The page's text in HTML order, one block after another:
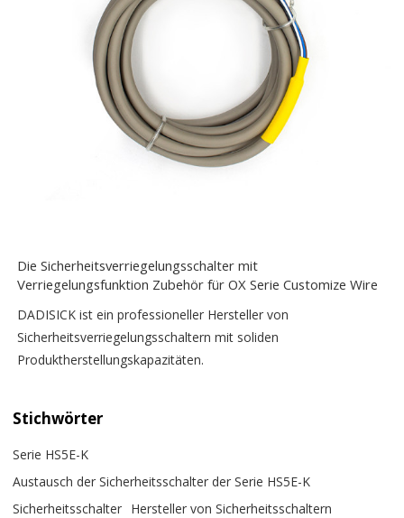
Die Sicherheitsverriegelungsschalter mit
Verriegelungsfunktion Zubehör für OX Serie Customize Wire
DADISICK ist ein professioneller Hersteller von
Sicherheitsverriegelungsschaltern mit soliden
Produktherstellungskapazitäten.
Stichwörter
Serie HS5E-K
Austausch der Sicherheitsschalter der Serie HS5E-K
Sicherheitsschalter Hersteller von Sicherheitsschaltern